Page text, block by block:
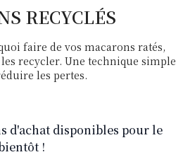
RECYCLÉS
faire de vos macarons ratés,
recycler. Une technique simple
les pertes.
d'achat disponibles pour le
!